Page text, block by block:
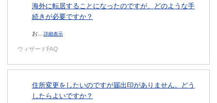
海外に転居することになったのですが、どのような手
続きが必要ですか？
お... 詳細表示
ウィザードFAQ
住所変更をしたいのですが届出印がありません。どう
したらよいですか？